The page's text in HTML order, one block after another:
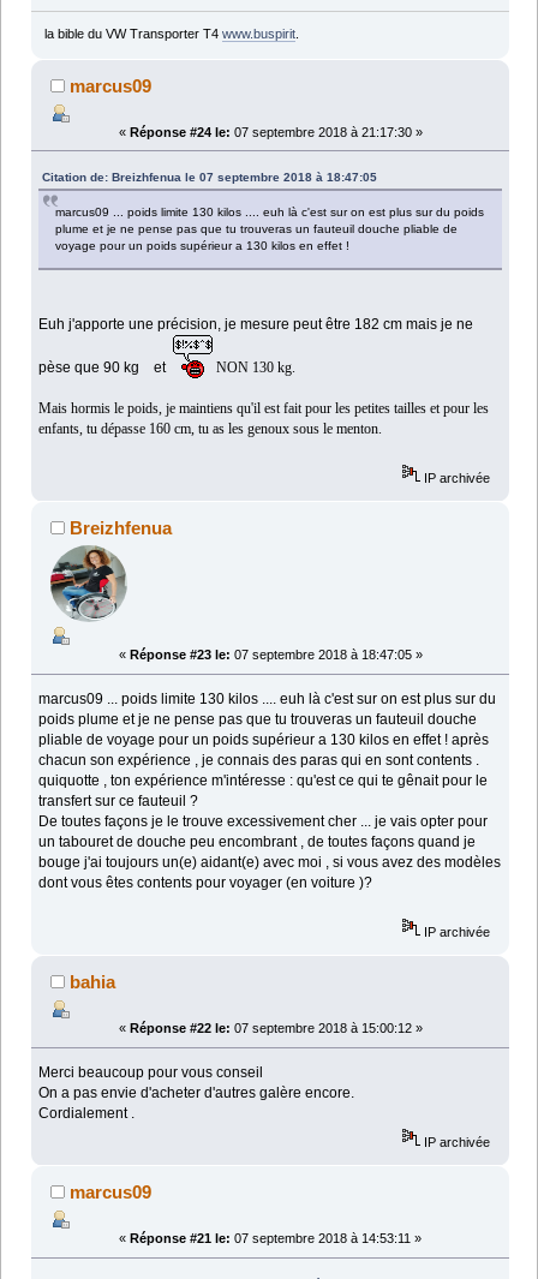
la bible du VW Transporter T4 www.buspirit.
marcus09
« Réponse #24 le: 07 septembre 2018 à 21:17:30 »
Citation de: Breizhfenua le 07 septembre 2018 à 18:47:05
marcus09 ... poids limite 130 kilos .... euh là c'est sur on est plus sur du poids
plume et je ne pense pas que tu trouveras un fauteuil douche pliable de
voyage pour un poids supérieur a 130 kilos en effet !
Euh j'apporte une précision, je mesure peut être 182 cm mais je ne
pèse que 90 kg et NON 130 kg.
Mais hormis le poids, je maintiens qu'il est fait pour les petites tailles et pour les
enfants, tu dépasse 160 cm, tu as les genoux sous le menton.
IP archivée
Breizhfenua
« Réponse #23 le: 07 septembre 2018 à 18:47:05 »
marcus09 ... poids limite 130 kilos .... euh là c'est sur on est plus sur du
poids plume et je ne pense pas que tu trouveras un fauteuil douche
pliable de voyage pour un poids supérieur a 130 kilos en effet ! après
chacun son expérience , je connais des paras qui en sont contents .
quiquotte , ton expérience m'intéresse : qu'est ce qui te gênait pour le
transfert sur ce fauteuil ?
De toutes façons je le trouve excessivement cher ... je vais opter pour
un tabouret de douche peu encombrant , de toutes façons quand je
bouge j'ai toujours un(e) aidant(e) avec moi , si vous avez des modèles
dont vous êtes contents pour voyager (en voiture )?
IP archivée
bahia
« Réponse #22 le: 07 septembre 2018 à 15:00:12 »
Merci beaucoup pour vous conseil
On a pas envie d'acheter d'autres galère encore.
Cordialement .
IP archivée
marcus09
« Réponse #21 le: 07 septembre 2018 à 14:53:11 »